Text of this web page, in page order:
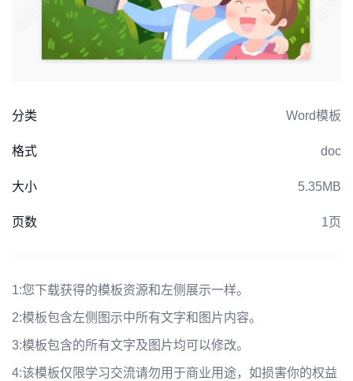
分类 Word模板
格式 doc
大小 5.35MB
页数 1页
1:您下载获得的模板资源和左侧展示一样。
2:模板包含左侧图示中所有文字和图片内容。
3:模板包含的所有文字及图片均可以修改。
4:该模板仅限学习交流请勿用于商业用途，如损害你的权益